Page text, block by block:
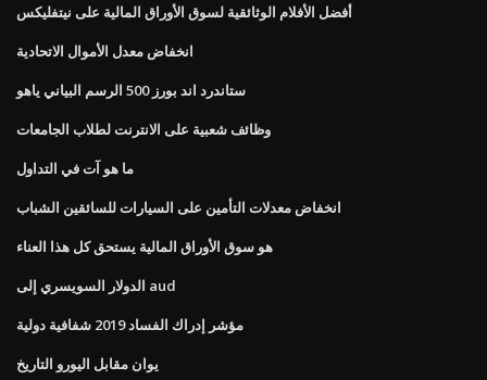
أفضل الأفلام الوثائقية لسوق الأوراق المالية على نيتفليكس
انخفاض معدل الأموال الاتحادية
ستاندرد اند بورز 500 الرسم البياني ياهو
وظائف شعبية على الانترنت لطلاب الجامعات
ما هو آت في التداول
انخفاض معدلات التأمين على السيارات للسائقين الشباب
هو سوق الأوراق المالية يستحق كل هذا العناء
الدولار السويسري إلى aud
مؤشر إدراك الفساد 2019 شفافية دولية
يوان مقابل اليورو التاريخ